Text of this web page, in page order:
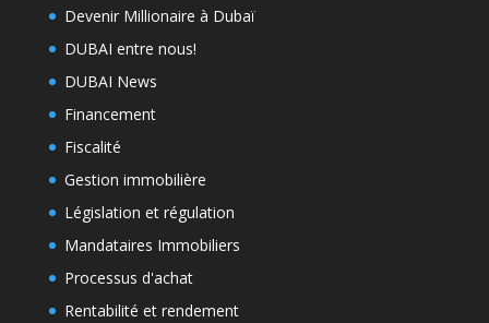
Devenir Millionaire à Dubaï
DUBAI entre nous!
DUBAI News
Financement
Fiscalité
Gestion immobilière
Législation et régulation
Mandataires Immobiliers
Processus d'achat
Rentabilité et rendement